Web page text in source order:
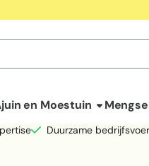
en Moestuin
Duurzame